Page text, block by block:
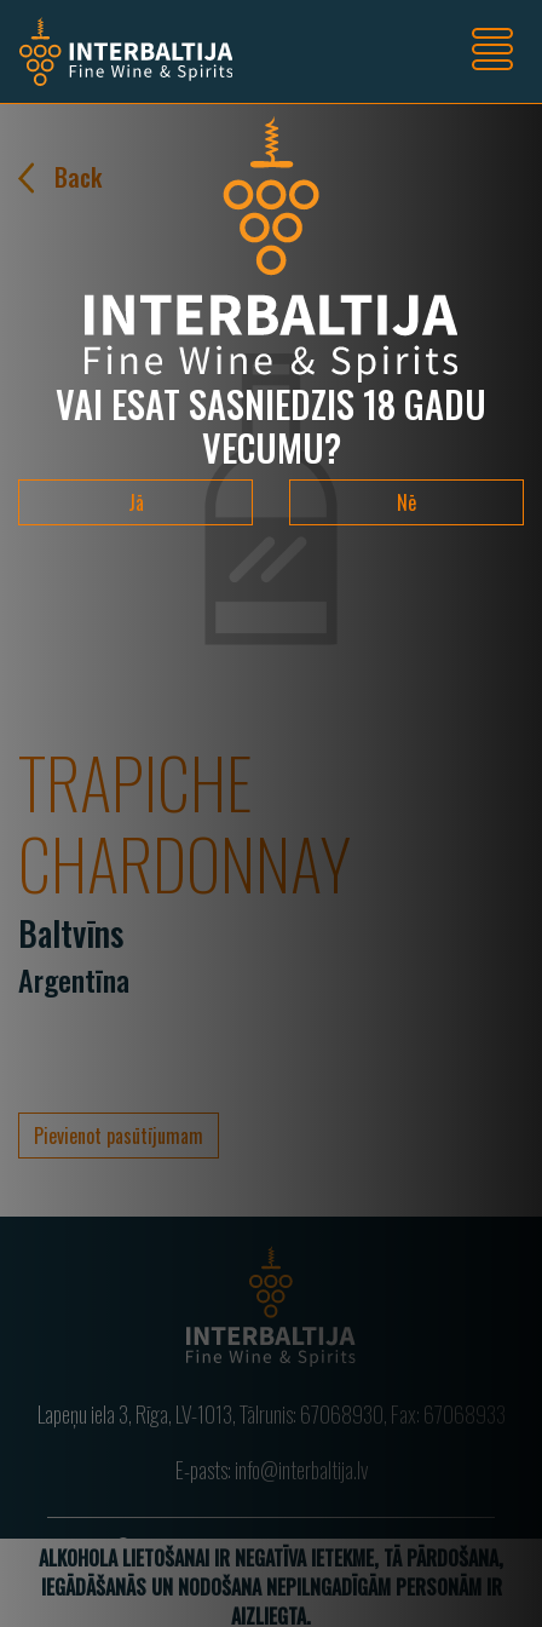
VAI ESAT SASNIEDZIS 18 GADU
VECUMU?
Jā Nē
Back
TRAPICHE
CHARDONNAY
Baltvīns
Argentīna
Pievienot pasūtījumam
Lapeņu iela 3, Rīga, LV-1013, Tālrunis:67068930, Fax: 67068933
E-pasts:info@interbaltija.lv
© 2020 Interbaltija AG. Visas tiesības aizsargātas.
ALKOHOLA LIETOŠANAI IR NEGATĪVA IETEKME, TĀ PĀRDOŠANA,
IEGĀDĀŠANĀS UN NODOŠANA NEPILNGADĪGĀM PERSONĀM IR
AIZLIEGTA.